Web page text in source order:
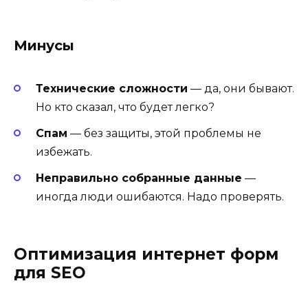
Минусы
Технические сложности — да, они бывают.
Но кто сказал, что будет легко?
Спам — без защиты, этой проблемы не
избежать.
Неправильно собранные данные —
иногда люди ошибаются. Надо проверять.
Оптимизация интернет форм
для SEO